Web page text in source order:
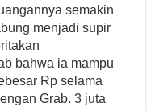
semakin
menjadi supir
bahwa ia mampu
Rp selama
Grab. 3 juta